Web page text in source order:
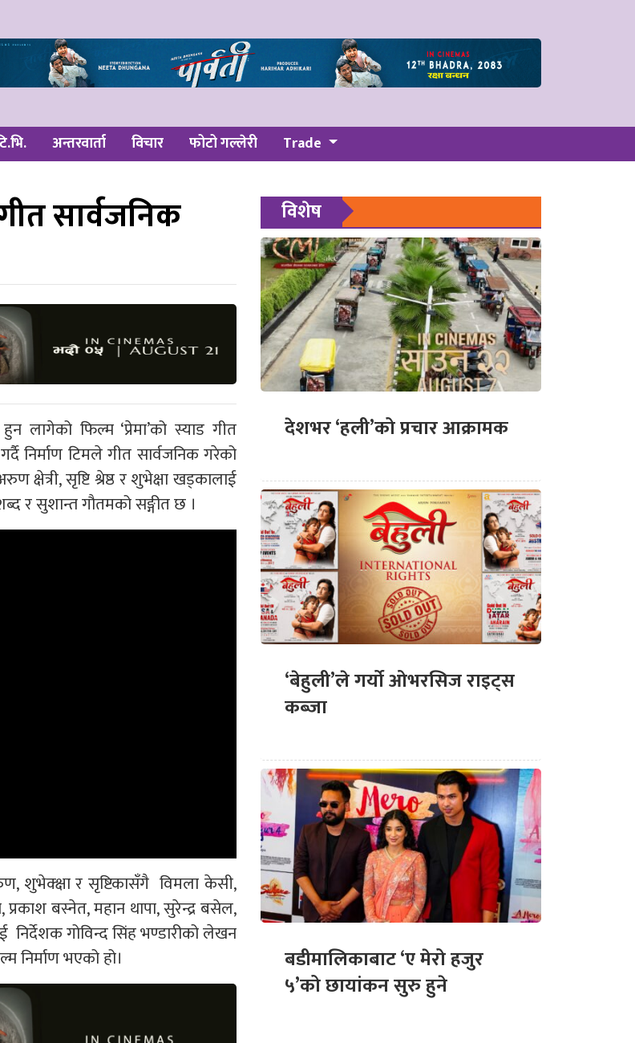
अन्तरवार्ता विचार फोटो गल्लेरी Trade
सार्वजनिक
लागेको फिल्म ‘प्रेमा’को स्याड गीत
निर्माण टिमले गीत सार्वजनिक गरेको
सृष्टि श्रेष्ठ र शुभेक्षा खड्कालाई
र सुशान्त गौतमको सङ्गीत छ ।
शुभेक्क्षा र सृष्टिकासँगै विमला केसी,
बस्नेत, महान थापा, सुरेन्द्र बसेल,
गोविन्द सिंह भण्डारीको लेखन
निर्माण भएको हो।
विशेष
देशभर ‘हली’को प्रचार आक्रामक
‘बेहुली’ले गर्यो ओभरसिज राइट्स
कब्जा
बडीमालिकाबाट ‘ए मेरो हजुर
५’को छायांकन सुरु हुने